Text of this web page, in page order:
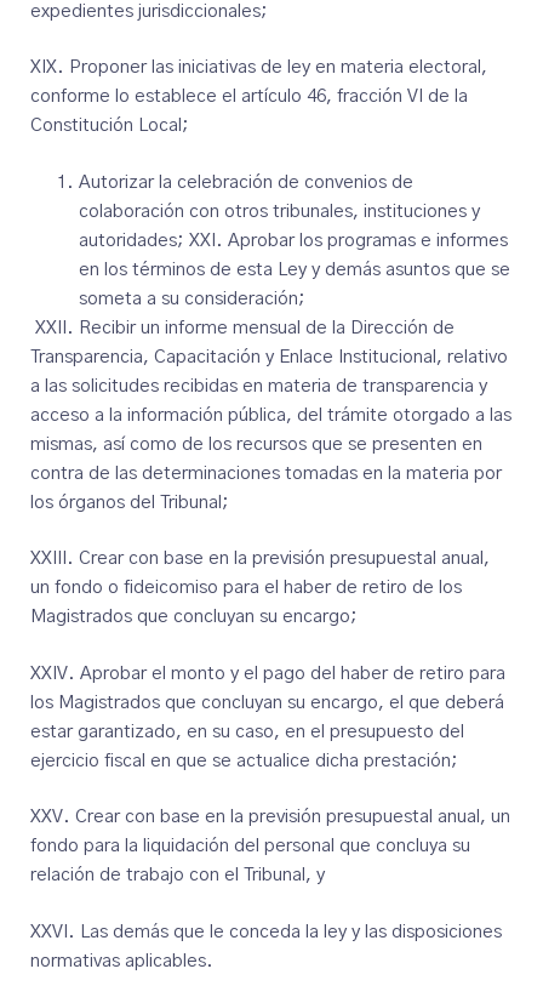
expedientes jurisdiccionales;
XIX. Proponer las iniciativas de ley en materia electoral,
conforme lo establece el artículo 46, fracción VI de la
Constitución Local;
Autorizar la celebración de convenios de
colaboración con otros tribunales, instituciones y
autoridades; XXI. Aprobar los programas e informes
en los términos de esta Ley y demás asuntos que se
someta a su consideración;
XXII. Recibir un informe mensual de la Dirección de
Transparencia, Capacitación y Enlace Institucional, relativo
a las solicitudes recibidas en materia de transparencia y
acceso a la información pública, del trámite otorgado a las
mismas, así como de los recursos que se presenten en
contra de las determinaciones tomadas en la materia por
los órganos del Tribunal;
XXIII. Crear con base en la previsión presupuestal anual,
un fondo o fideicomiso para el haber de retiro de los
Magistrados que concluyan su encargo;
XXIV. Aprobar el monto y el pago del haber de retiro para
los Magistrados que concluyan su encargo, el que deberá
estar garantizado, en su caso, en el presupuesto del
ejercicio fiscal en que se actualice dicha prestación;
XXV. Crear con base en la previsión presupuestal anual, un
fondo para la liquidación del personal que concluya su
relación de trabajo con el Tribunal, y
XXVI. Las demás que le conceda la ley y las disposiciones
normativas aplicables.